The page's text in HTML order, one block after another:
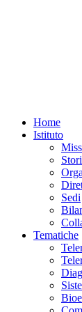
Home
Istituto
Sedi
Tematiche